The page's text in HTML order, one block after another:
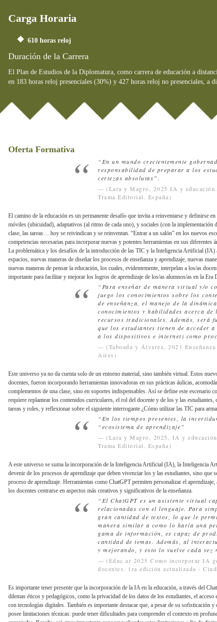
Carga Horaria
610 horas reloj
Duración de la Carrera
El Plan de Estudios de la Diplomatura, como carrera de educación a
en 183 horas reloj presenciales (30%) y 427 horas reloj no presenciales, a
Oferta Formativa
“En un mundo crecientemente
responsabilidad de preparar a los
certezas absolutas”.
(Lara y Magro, 2025 IA y
Trama Editorial. España)
El camino de la educación es un permanente desafío que invita a reinventarse y definirse
móviles (ubicuidad), adaptativos (al ritmo de cada uno), y sociales (con la
clase, las tareas… hoy se reivindican y se reinventan. “Entrar a un salón” en los nuevos
competencias necesarias para incorporar nuevas y potentes herramientas en sus diferentes
La problemática y los desafíos de la introducción de las TIC y la Inteligencia Artificial (IA)
espacios, nuevas maneras de diseñar los procesos de enseñanza y aprendizaje, nuevas
nuevas maneras de pensar la educación, los cuales, evidentemente, interpelan a los/as
importante para facilitar y mejorar los logros de aprendizaje de los/as alumnos/as en la Era
“Para enseñar de manera virtual y/o
juego los conocimientos sobre los
de enseñanza, el manejo de la
conocimientos y habilidades acerca de
recursos tradicionales. Además, será
que los estudiantes tienen de acceder
a los dispositivos e internet) como
(Taboada y Álvarez, 2021
Aires)
Este universo ya no da cuenta solo de un entorno material, sino también virtual. Estos
docentes, fueron incorporando herramientas innovadoras en sus prácticas áulicas,
complementos de una clase, sino en soportes indispensables. Así se define este
requiere replantear los contenidos curriculares, el rol del docente y de los y las
tareas y roles, y reflexionar sobre el siguiente interrogante ¿Cómo utilizar las TIC para
“En los tiempos presentes, la
“ecosistema de aprendizaje”
(Lara y Magro, 2025, IA y
Trama Editorial. España)
A este universo se suma la incorporación de la Inteligencia Artificial (IA), la Inteligencia
devenir de los procesos de aprendizaje que deben vivenciar los y las estudiantes, sino que
proceso de aprendizaje. Herramientas como ChatGPT permiten personalizar el
los docentes centrarse en aspectos más creativos y significativos de la enseñanza.
“El ChatGPT es un asistente virtual
relacionadas con el lenguaje. Para
gran cantidad de textos, lo que le
manera similar a como lo haría una
gama de información, es capaz de
cantidad de temas. Además, al
y mejorando, y esto lo vuelve cada
(Educ.ar 2025 Como incorporar IA
docentes. 1ra edición actualizada -
Es importante tener presente que la incorporación de la IA en la educación, a través del
dilemas éticos y pedagógicos, como la privacidad de los datos de los estudiantes, el
con tecnologías digitales. También es importante destacar que, a pesar de su sofisticación
posee limitaciones técnicas: puede tener dificultades para comprender el contexto en